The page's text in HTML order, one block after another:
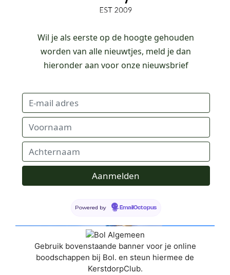
Gebruik bovenstaande banner voor je online
boodschappen bij Bol. en steun hiermee de
KerstdorpClub.
Wil je als eerste op de hoogte gehouden
worden van alle nieuwtjes, meld je dan
hieronder aan voor onze nieuwsbrief
Powered by EmailOctopus